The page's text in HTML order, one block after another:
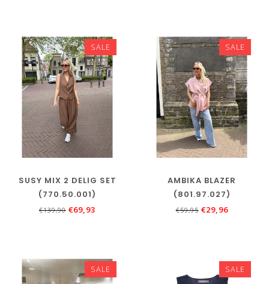
SALE
SUSY MIX 2 DELIG SET
(770.50.001)
€139,90 €69,93
SALE
AMBIKA BLAZER
(801.97.027)
€59,95 €29,96
SALE SALE